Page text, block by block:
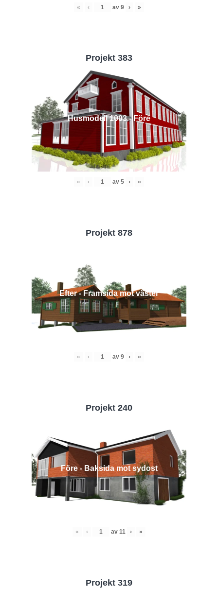
« ‹ av 9 › »
Projekt 383
Husmodell 1003 - Före
« ‹ av 5 › »
Projekt 878
Efter - Framsida mot väster
« ‹ av 9 › »
Projekt 240
Före - Baksida mot sydost
« ‹ av 11 › »
Projekt 319